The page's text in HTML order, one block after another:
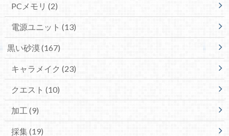
PCメモリ (2)
電源ユニット (13)
黒い砂漠(167)
キャラメイク (23)
クエスト (10)
加工 (9)
採集(19)